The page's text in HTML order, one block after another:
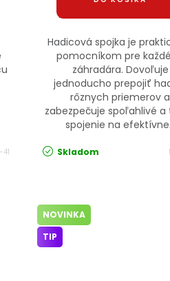
Hadicová spojka je
pomocníkom pre
záhradára. Dovoľuje
jednoducho prepojiť
rôznych priemerov a
zabezpečuje spoľahlivé a
spojenie na
Skladom
NOVINKA
TIP